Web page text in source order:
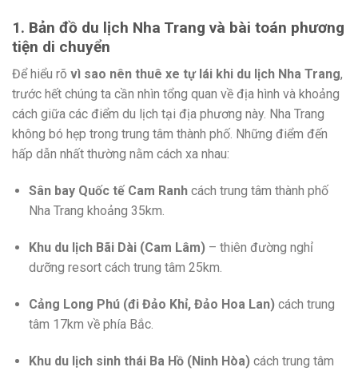
1. Bản đồ du lịch Nha Trang và bài toán phương
tiện di chuyển
Để hiểu rõ vì sao nên thuê xe tự lái khi du lịch Nha Trang,
trước hết chúng ta cần nhìn tổng quan về địa hình và khoảng
cách giữa các điểm du lịch tại địa phương này. Nha Trang
không bó hẹp trong trung tâm thành phố. Những điểm đến
hấp dẫn nhất thường nằm cách xa nhau:
Sân bay Quốc tế Cam Ranhcách trung tâm thành phố
Nha Trang khoảng 35km.
Khu du lịch Bãi Dài (Cam Lâm)– thiên đường nghỉ
dưỡng resort cách trung tâm 25km.
Cảng Long Phú (đi Đảo Khỉ, Đảo Hoa Lan)cách trung
tâm 17km về phía Bắc.
Khu du lịch sinh thái Ba Hồ (Ninh Hòa)cách trung tâm